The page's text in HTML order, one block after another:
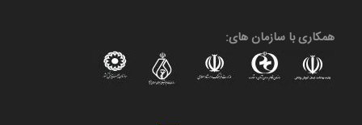
همکاری با سازمان های: